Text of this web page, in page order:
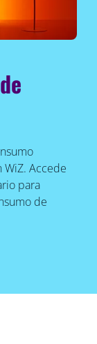
Accede
para
de